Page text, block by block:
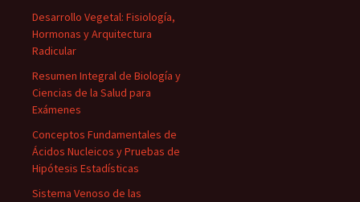
Desarrollo Vegetal: Fisiología,
Hormonas y Arquitectura
Radicular
Resumen Integral de Biología y
Ciencias de la Salud para
Exámenes
Conceptos Fundamentales de
Ácidos Nucleicos y Pruebas de
Hipótesis Estadísticas
Sistema Venoso de las